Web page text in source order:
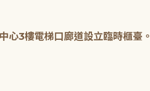
心3樓電梯口廊道設立臨時櫃臺。